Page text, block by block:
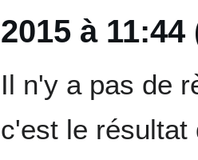
2015 à 11:44
Il n'y a pas de
c'est le résultat